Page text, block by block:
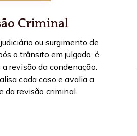
Criminal
ou surgimento de
o trânsito em julgado, é
revisão da condenação.
cada caso e avalia a
da revisão criminal.